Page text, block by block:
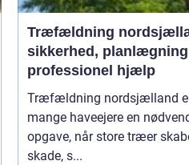
Træfældning
sikkerhed,
professionel hjælp
Træfældning nordsjælland
mange haveejere en
opgave, når store træer
skade, s...